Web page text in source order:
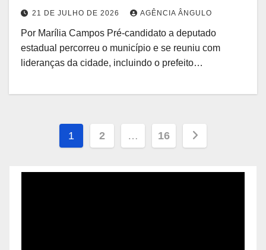
21 DE JULHO DE 2026 AGÊNCIA ÂNGULO
Por Marília Campos Pré-candidato a deputado
estadual percorreu o município e se reuniu com
lideranças da cidade, incluindo o prefeito…
Navegação
1 2 … 16